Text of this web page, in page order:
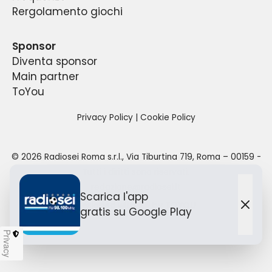
anche delle altre sezioni della Polisportiva Lazio,
a partire dalle 6:00 del mattino sino alle 24:00
trasmettere i suoi programmi anche al di fuori
della propria sede.
Rergolamento giochi
Sponsor
Diventa sponsor
Main partner
ToYou
Privacy Policy| Cookie Policy
© 2026 Radiosei Roma s.r.l., Via Tiburtina 719, Roma – 00159 -
Designed with by TO
Scarica l'app
gratis su Google Play
Privacy